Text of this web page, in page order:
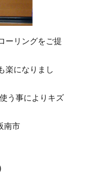
ーリングをご提
楽になりまし
う事によりキズ
南市